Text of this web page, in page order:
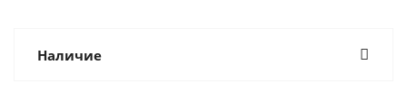
Наличие